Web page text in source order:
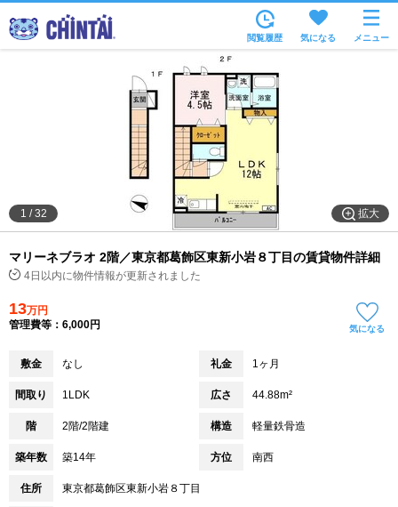
沿線・駅から
住所から
家賃相場から
通勤通学時間から
不動産会社から
TOP
閲覧履歴 気になる メニュー
拡大
1 /32
マリーネブラオ 2階／東京都葛飾区東新小岩８丁目の賃貸物件詳細
4日以内に物件情報が更新されました
13万円
管理費等：6,000円
気になる
敷金 なし 礼金 1ヶ月
間取り 1LDK 広さ 44.88m²
階 2階/2階建 構造 軽量鉄骨造
築年数 築14年 方位 南西
住所 東京都葛飾区東新小岩８丁目